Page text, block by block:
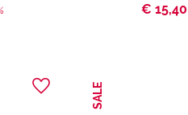
€ 15,40
SALE